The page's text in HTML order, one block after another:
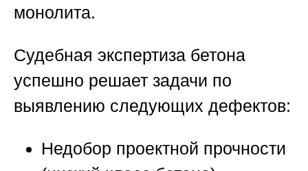
монолита.
Судебная экспертиза бетона
успешно решает задачи по
выявлению следующих дефектов:
Недобор проектной прочности